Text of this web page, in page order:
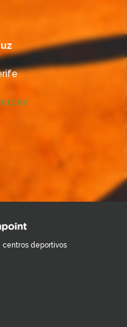
centros deportivos